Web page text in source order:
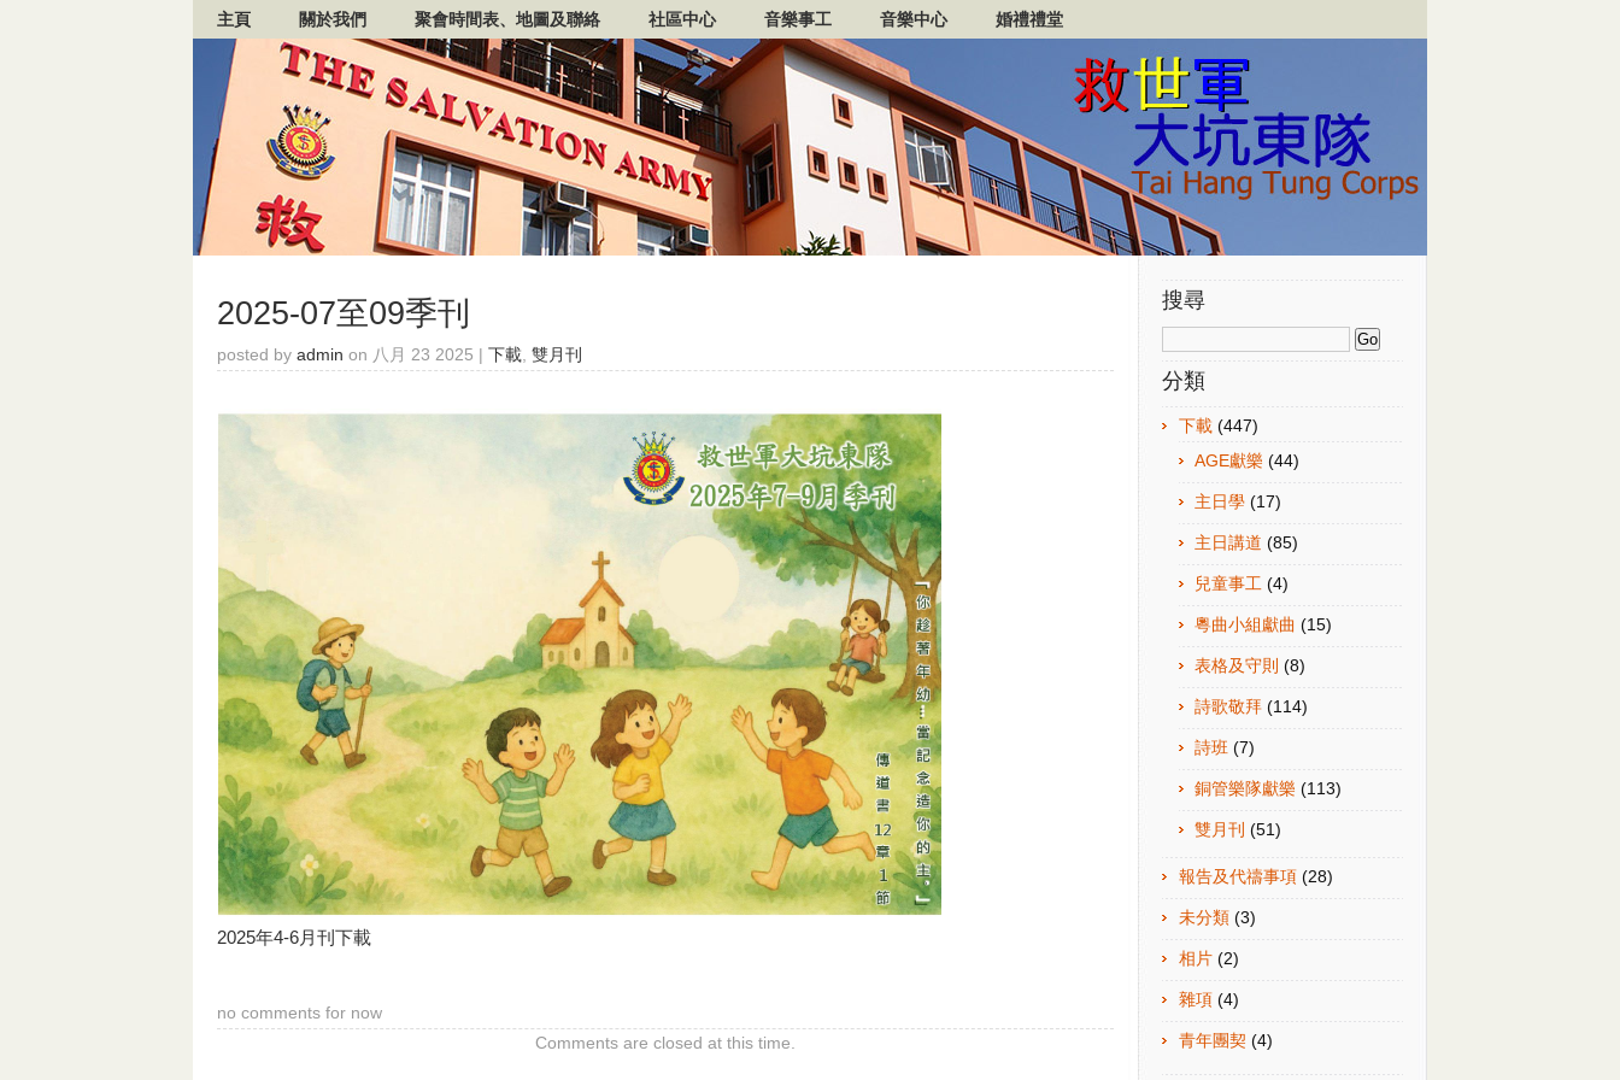
主頁 關於我們 聚會時間表、地圖及聯絡 社區中心 音樂事工 音樂中心 婚禮禮堂
2025-07至09季刊
posted by admin on 八月 23 2025 | 下載, 雙月刊
2025年4-6月刊下載
no comments for now
Comments are closed at this time.
搜尋
分類
下載(447)
AGE獻樂 (44)
主日學 (17)
主日講道 (85)
兒童事工 (4)
粵曲小組獻曲 (15)
表格及守則 (8)
詩歌敬拜 (114)
詩班 (7)
銅管樂隊獻樂 (113)
雙月刊 (51)
報告及代禱事項(28)
未分類(3)
相片(2)
雜項(4)
青年團契 (4)